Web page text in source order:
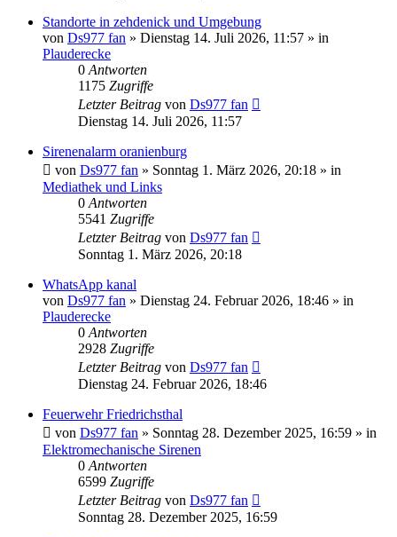
Standorte in zehdenick und Umgebung
von Ds977 fan » Dienstag 14. Juli 2026, 11:57 » in
Plauderecke
0 Antworten
1175 Zugriffe
Letzter Beitrag von Ds977 fan
Dienstag 14. Juli 2026, 11:57
Sirenenalarm oranienburg
von Ds977 fan » Sonntag 1. März 2026, 20:18 » in
Mediathek und Links
0 Antworten
5541 Zugriffe
Letzter Beitrag von Ds977 fan
Sonntag 1. März 2026, 20:18
WhatsApp kanal
von Ds977 fan » Dienstag 24. Februar 2026, 18:46 » in
Plauderecke
0 Antworten
2928 Zugriffe
Letzter Beitrag von Ds977 fan
Dienstag 24. Februar 2026, 18:46
Feuerwehr Friedrichsthal
von Ds977 fan » Sonntag 28. Dezember 2025, 16:59 » in
Elektromechanische Sirenen
0 Antworten
6599 Zugriffe
Letzter Beitrag von Ds977 fan
Sonntag 28. Dezember 2025, 16:59